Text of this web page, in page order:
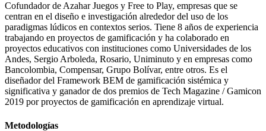
Cofundador de Azahar Juegos y Free to Play, empresas que se
centran en el diseño e investigación alrededor del uso de los
paradigmas lúdicos en contextos serios. Tiene 8 años de experiencia
trabajando en proyectos de gamificación y ha colaborado en
proyectos educativos con instituciones como Universidades de los
Andes, Sergio Arboleda, Rosario, Uniminuto y en empresas como
Bancolombia, Compensar, Grupo Bolívar, entre otros. Es el
diseñador del Framework BEM de gamificación sistémica y
significativa y ganador de dos premios de Tech Magazine / Gamicon
2019 por proyectos de gamificación en aprendizaje virtual.
Metodologías